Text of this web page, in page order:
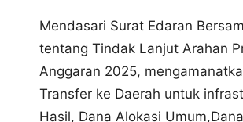
Mendasari Surat Edaran
tentang Tindak Lanjut Arahan
Anggaran 2025,
Transfer ke Daerah untuk
Hasil, Dana Alokasi